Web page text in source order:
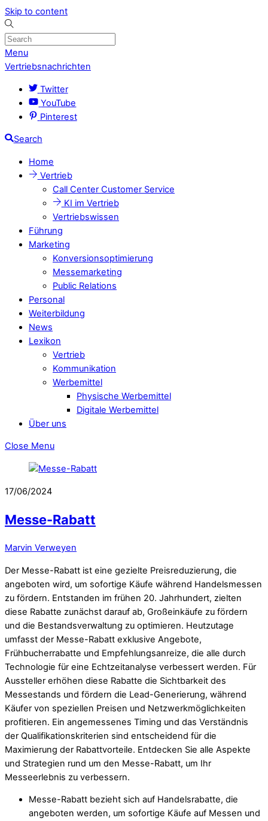
Skip to content
Menu
Vertriebsnachrichten
Twitter
YouTube
Pinterest
Search
Home
Vertrieb
Call Center Customer Service
KI im Vertrieb
Vertriebswissen
Führung
Marketing
Konversionsoptimierung
Messemarketing
Public Relations
Personal
Weiterbildung
News
Lexikon
Vertrieb
Kommunikation
Werbemittel
Physische Werbemittel
Digitale Werbemittel
Über uns
Close Menu
17/06/2024
Messe-Rabatt
Marvin Verweyen
Der Messe-Rabatt ist eine gezielte Preisreduzierung, die
angeboten wird, um sofortige Käufe während Handelsmessen
zu fördern. Entstanden im frühen 20. Jahrhundert, zielten
diese Rabatte zunächst darauf ab, Großeinkäufe zu fördern
und die Bestandsverwaltung zu optimieren. Heutzutage
umfasst der Messe-Rabatt exklusive Angebote,
Frühbucherrabatte und Empfehlungsanreize, die alle durch
Technologie für eine Echtzeitanalyse verbessert werden. Für
Aussteller erhöhen diese Rabatte die Sichtbarkeit des
Messestands und fördern die Lead-Generierung, während
Käufer von speziellen Preisen und Netzwerkmöglichkeiten
profitieren. Ein angemessenes Timing und das Verständnis
der Qualifikationskriterien sind entscheidend für die
Maximierung der Rabattvorteile. Entdecken Sie alle Aspekte
und Strategien rund um den Messe-Rabatt, um Ihr
Messeerlebnis zu verbessern.
Messe-Rabatt bezieht sich auf Handelsrabatte, die
angeboten werden, um sofortige Käufe auf Messen und